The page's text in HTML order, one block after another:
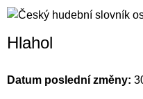
Hlahol
Datum poslední změny: